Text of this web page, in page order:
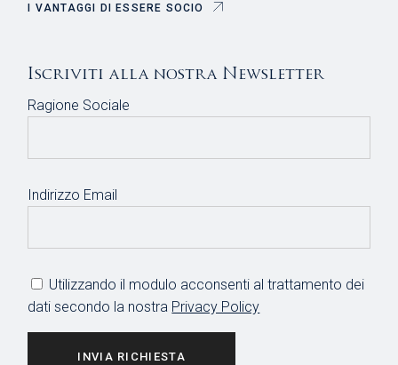
I VANTAGGI DI ESSERE SOCIO
Iscriviti alla nostra Newsletter
Ragione Sociale
Indirizzo Email
Utilizzando il modulo acconsenti al trattamento dei
dati secondo la nostra Privacy Policy
INVIA RICHIESTA